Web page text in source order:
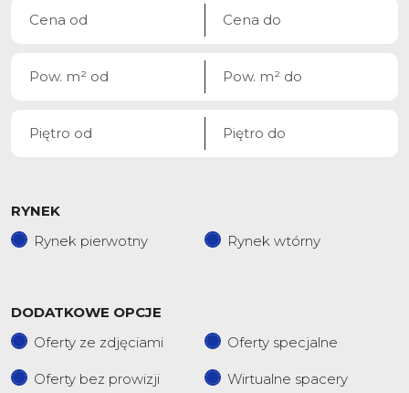
RYNEK
Rynek pierwotny
Rynek wtórny
DODATKOWE OPCJE
Oferty ze zdjęciami
Oferty specjalne
Oferty bez prowizji Wirtualne spacery